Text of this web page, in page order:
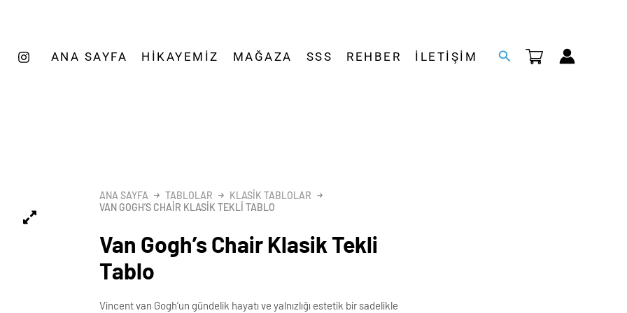
ANA SAYFA
HIKAYEMIZ MAĞAZA SSS REHBER İLETIŞIM Arama
ANA SAYFA TABLOLAR
KLASIK TABLOLAR
VAN GOGH’S CHAIR KLASIK TEKLI TABLO
Van Gogh’s Chair Klasik Tekli
Tablo
Vincent van Gogh’un gündelik hayatı ve yalnızlığı estetik bir sadelikle